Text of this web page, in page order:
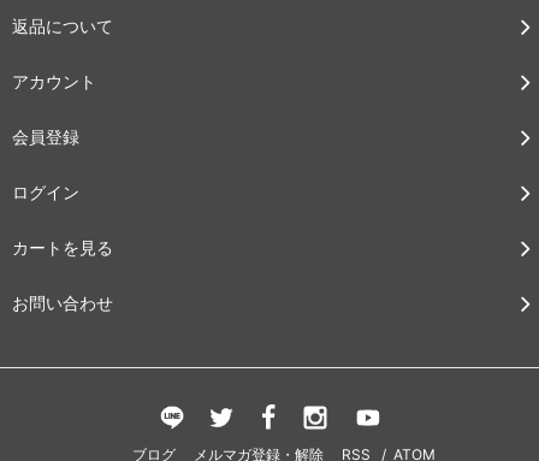
返品について
アカウント
会員登録
ログイン
カートを見る
お問い合わせ
ブログ メルマガ登録・解除 RSS / ATOM